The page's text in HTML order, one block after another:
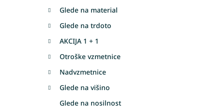
Glede na material
Glede na trdoto
AKCIJA 1 + 1
Otroške vzmetnice
Nadvzmetnice
Glede na višino
Glede na nosilnost